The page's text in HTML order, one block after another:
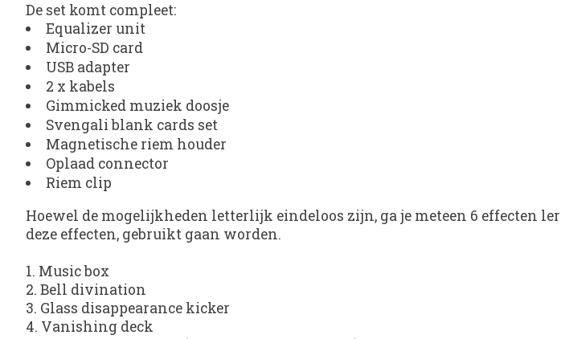
De set komt compleet:
Equalizer unit
Micro-SD card
USB adapter
2 x kabels
Gimmicked muziek doosje
Svengali blank cards set
Magnetische riem houder
Oplaad connector
Riem clip
Hoewel de mogelijkheden letterlijk eindeloos zijn, ga je meteen 6 effecten
deze effecten, gebruikt gaan worden.
1. Music box
2. Bell divination
3. Glass disappearance kicker
4. Vanishing deck